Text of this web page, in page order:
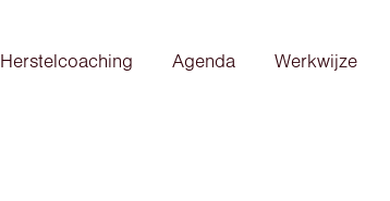
Herstelcoaching Agenda Werkwijze